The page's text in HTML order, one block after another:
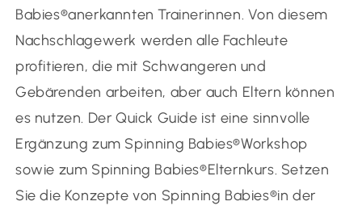
Babies®️anerkannten Trainerinnen. Von diesem
Nachschlagewerk werden alle Fachleute
profitieren, die mit Schwangeren und
Gebärenden arbeiten, aber auch Eltern können
es nutzen. Der Quick Guide ist eine sinnvolle
Ergänzung zum Spinning Babies®️Workshop
sowie zum Spinning Babies®️Elternkurs. Setzen
Sie die Konzepte von Spinning Babies®️in der